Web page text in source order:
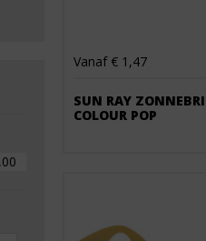
Vanaf € 1,47
SUN RAY ZONNEBRIL
COLOUR POP